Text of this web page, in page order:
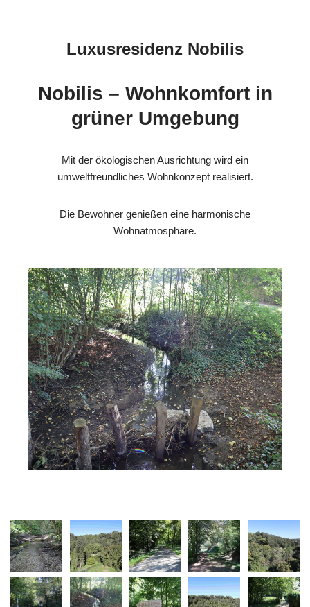
Luxusresidenz Nobilis
Nobilis – Wohnkomfort in
grüner Umgebung
Mit der ökologischen Ausrichtung wird ein
umweltfreundliches Wohnkonzept realisiert.
Die Bewohner genießen eine harmonische
Wohnatmosphäre.